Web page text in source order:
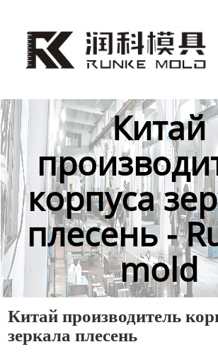
Продукция
Контакты
Китай
корпуса
плесень -
mold
Китай производитель
зеркала плесень